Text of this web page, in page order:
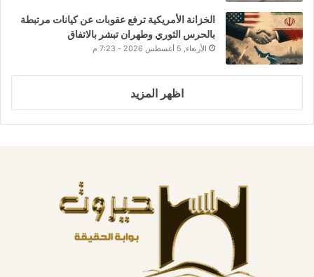
الخزانة الأمريكية ترفع عقوبات عن كيانات مرتبطة
بالحرس الثوري وطهران تبشر بالاتفاق
الأربعاء, 5 أغسطس 2026 - 7:23 م
اظهر المزيد